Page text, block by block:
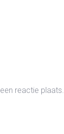
reactie plaats.